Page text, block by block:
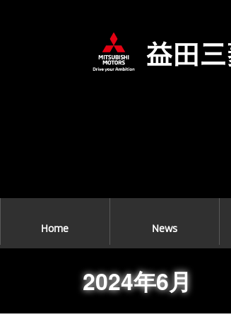
Home News
2024年6月